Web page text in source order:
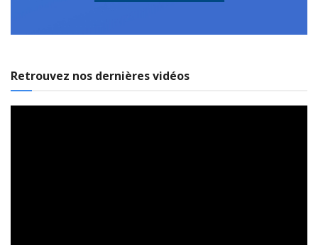
Retrouvez nos dernières vidéos